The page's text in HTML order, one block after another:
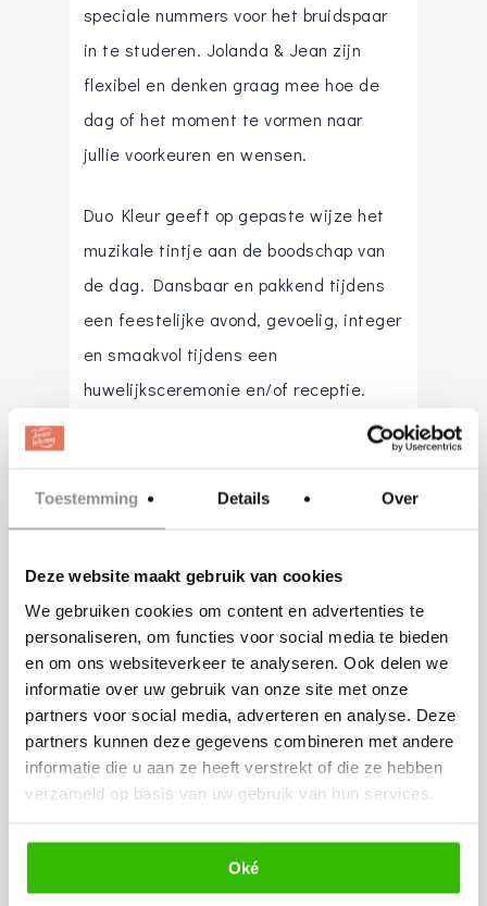
Toestemming Details Over
Deze website maakt gebruik van cookies
We gebruiken cookies om content en advertenties te
personaliseren, om functies voor social media te bieden
en om ons websiteverkeer te analyseren. Ook delen we
informatie over uw gebruik van onze site met onze
partners voor social media, adverteren en analyse. Deze
partners kunnen deze gegevens combineren met andere
informatie die u aan ze heeft verstrekt of die ze hebben
verzameld op basis van uw gebruik van hun services.
Oké
speciale nummers voor het bruidspaar
in te studeren. Jolanda & Jean zijn
flexibel en denken graag mee hoe de
dag of het moment te vormen naar
jullie voorkeuren en wensen.
Duo Kleur geeft op gepaste wijze het
muzikale tintje aan de boodschap van
de dag. Dansbaar en pakkend tijdens
een feestelijke avond, gevoelig, integer
en smaakvol tijdens een
huwelijksceremonie en/of receptie.
“Door middel van een videogesprek maken
we graag kennis met je/jullie en denken we
graag mee hoe we op gepaste wijze het
speciale moment voor jullie muzikaal mogen
inkleuren.”
Meer informatie is te vinden op onze
website
http://www.kleurmusic.nl
telefonisch en via WhatsApp.